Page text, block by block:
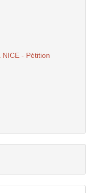
- Pétition